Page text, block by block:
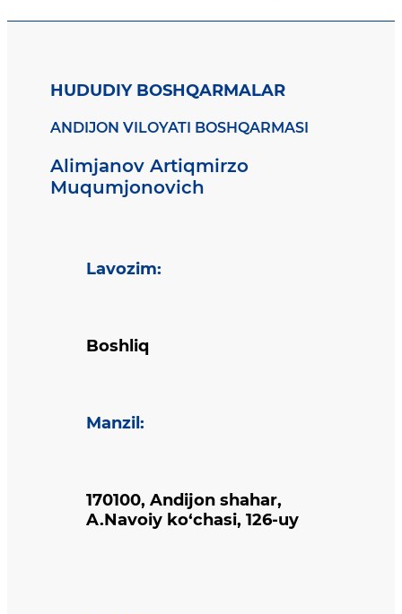
HUDUDIY BOSHQARMALAR
ANDIJON VILOYATI BOSHQARMASI
Alimjanov Artiqmirzo
Muqumjonovich
Lavozim:
Boshliq
Manzil :
170100, Andijon shahar,
A.Navoiy ko‘chasi, 126-uy